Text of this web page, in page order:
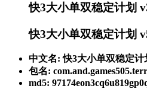
快3大小单双稳定计划
快3大小单双稳定计划
中文名: 快3大小单双稳定计
包名:
md5: